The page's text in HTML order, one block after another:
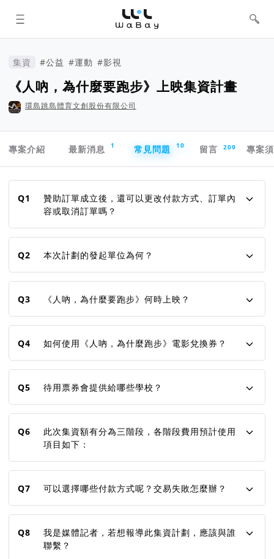
WaBay 挖貝 | 台灣最值得信賴的群眾
集資 / 群眾募資平台
集資 #公益 #運動 #影視
《人吶，為什麼要跑步》上映集資計畫
環島跳島體育文創股份有限公司
專案介紹
最新消息 1 常見問題 10 留言 209 專案
Q1
贊助訂單成立後，還可以更改付款方式、訂單內
容或取消訂單嗎？
Q2 本次計劃的發起單位為何？
Q3 《人吶，為什麼要跑步》何時上映？
Q4 如何使用《人吶，為什麼跑步》電影兌換券？
Q5 待用票券會提供給哪些學校？
Q6
此次集資額有分為三階段，各階段費用預計使用
項目如下：
Q7 可以選擇哪些付款方式呢？交易失敗怎麼辦？
Q8
我是媒體記者，若想報導此集資計劃，應該與誰
聯繫？